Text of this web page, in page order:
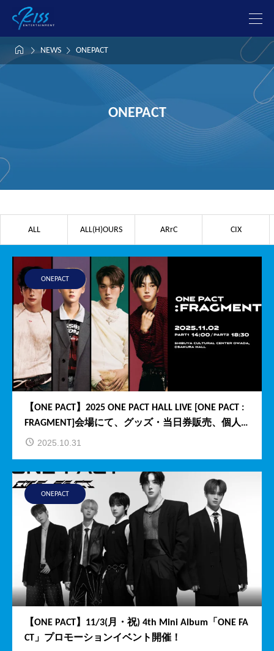
NEWS ONEPACT
ONEPACT
ALL ALL(H)OURS ARrC CIX
ONEPACT
【ONE PACT】2025 ONE PACT HALL LIVE [ONE PACT :
FRAGMENT]会場にて、グッズ・当日券販売、個人M
eet&Greetの開催が決定いたしました！
2025.10.31
ONEPACT
【ONE PACT】11/3(月・祝) 4th Mini Album「ONE FA
CT」プロモーションイベント開催！